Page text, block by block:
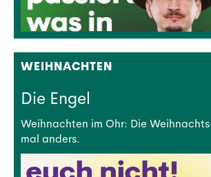
WEIHNACHTEN
Die Engel
Weihnachten im Ohr: Die
mal anders.